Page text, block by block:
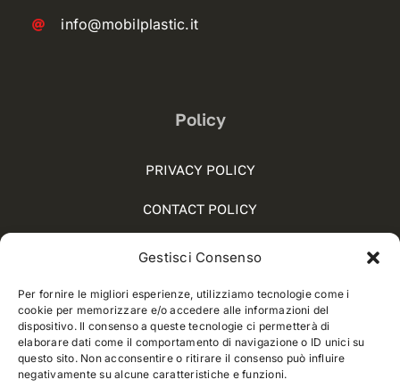
Gestisci Consenso
Per fornire le migliori esperienze, utilizziamo tecnologie come i
cookie per memorizzare e/o accedere alle informazioni del
dispositivo. Il consenso a queste tecnologie ci permetterà di
elaborare dati come il comportamento di navigazione o ID unici su
questo sito. Non acconsentire o ritirare il consenso può influire
negativamente su alcune caratteristiche e funzioni.
info@mobilplastic.it
Policy
PRIVACY POLICY
CONTACT POLICY
COOKIE POLICY (UE)
SOCIAL MEDIA POLICY
WHISTLEBLOWING